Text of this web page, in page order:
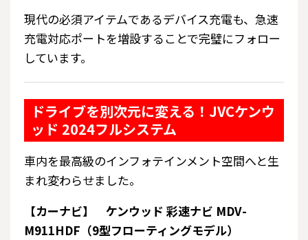
現代の必須アイテムであるデバイス充電も、急速
充電対応ポートを増設することで完璧にフォロー
しています。
ドライブを別次元に変える！JVCケンウ
ッド 2024フルシステム
車内を最高級のインフォテインメント空間へと生
まれ変わらせました。
【カーナビ】 ケンウッド 彩速ナビ MDV-
M911HDF（9型フローティングモデル）